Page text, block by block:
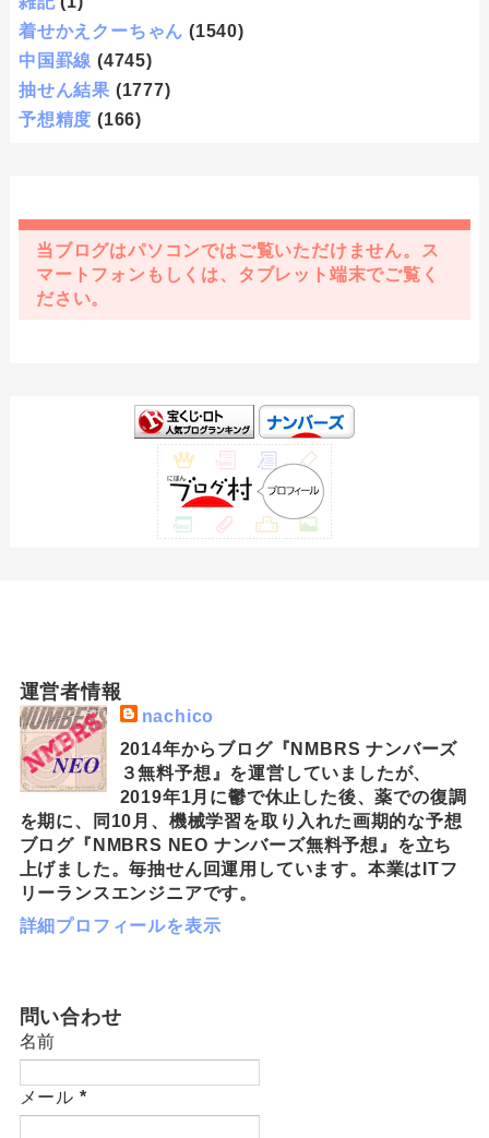
着せかえクーちゃん (1540)
中国罫線 (4745)
抽せん結果 (1777)
予想精度 (166)
当ブログはパソコンではご覧いただけません。ス
マートフォンもしくは、タブレット端末でご覧く
ださい。
運営者情報
nachico
2014年からブログ『NMBRS ナンバーズ
３無料予想』を運営していましたが、
2019年1月に鬱で休止した後、薬での復調
を期に、同10月、機械学習を取り入れた画期的な予想
ブログ『NMBRS NEO ナンバーズ無料予想』を立ち
上げました。毎抽せん回運用しています。本業はITフ
リーランスエンジニアです。
詳細プロフィールを表示
問い合わせ
名前
メール *